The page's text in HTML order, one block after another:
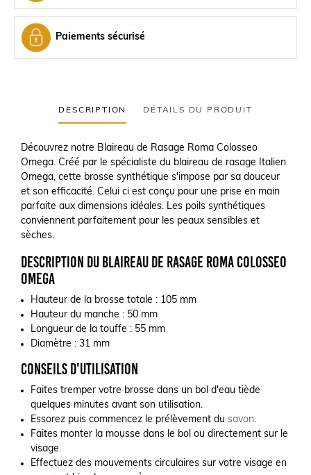
Paiements sécurisé
DESCRIPTION DÉTAILS DU PRODUIT
Découvrez notre Blaireau de Rasage Roma Colosseo
Omega. Créé par le spécialiste du blaireau de rasage Italien
Omega, cette brosse synthétique s'impose par sa douceur
et son efficacité. Celui ci est conçu pour une prise en main
parfaite aux dimensions idéales. Les poils synthétiques
conviennent parfaitement pour les peaux sensibles et
sèches.
Description du Blaireau de Rasage Roma Colosseo
Omega
Hauteur de la brosse totale : 105 mm
Hauteur du manche : 50 mm
Longueur de la touffe : 55 mm
Diamètre : 31 mm
Conseils d'utilisation
Faites tremper votre brosse dans un bol d'eau tiède
quelques minutes avant son utilisation.
Essorez puis commencez le prélèvement du savon.
Faites monter la mousse dans le bol ou directement sur le
visage.
Effectuez des mouvements circulaires sur votre visage en